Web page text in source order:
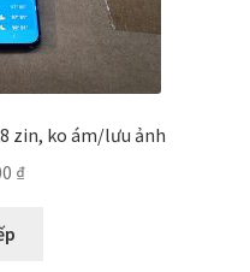
zin, ko ám/lưu ảnh
₫